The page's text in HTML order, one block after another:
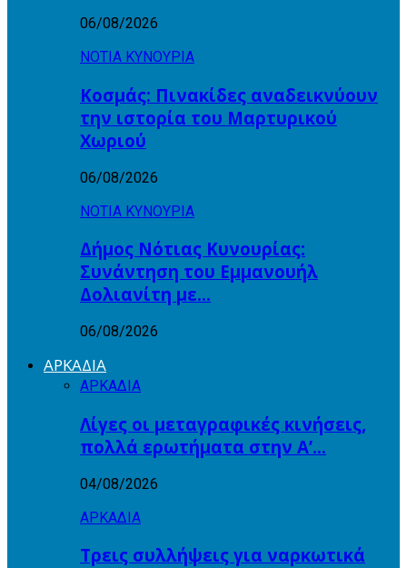
06/08/2026
ΝΟΤΙΑ ΚΥΝΟΥΡΙΑ
Κοσμάς: Πινακίδες αναδεικνύουν
την ιστορία του Μαρτυρικού
Χωριού
06/08/2026
ΝΟΤΙΑ ΚΥΝΟΥΡΙΑ
Δήμος Νότιας Κυνουρίας:
Συνάντηση του Εμμανουήλ
Δολιανίτη με…
06/08/2026
ΑΡΚΑΔΙΑ
ΑΡΚΑΔΙΑ
Λίγες οι μεταγραφικές κινήσεις,
πολλά ερωτήματα στην Α’…
04/08/2026
ΑΡΚΑΔΙΑ
Τρεις συλλήψεις για ναρκωτικά